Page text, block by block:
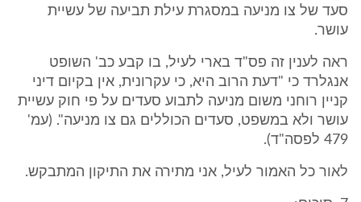
סעד של צו מניעה במסגרת עילת תביעה של עשיית
עושר.
ראה לענין זה פס"ד בארי לעיל, בו קבע כב' השופט
אנגלרד כי "דעת הרוב היא, כי עקרונית, אין בקיום דיני
קניין רוחני משום מניעה לתבוע סעדים על פי חוק עשיית
עושר ולא במשפט, סעדים הכוללים גם צו מניעה". (עמ'
479 לפסה"ד).
לאור כל האמור לעיל, אני מתירה את התיקון המתבקש.